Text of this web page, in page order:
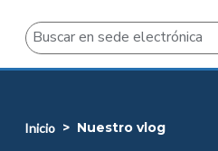
Buscar
inicio nuestro vlog